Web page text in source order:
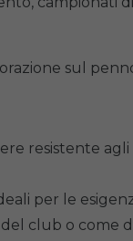
sul
resistente
per le
club o come